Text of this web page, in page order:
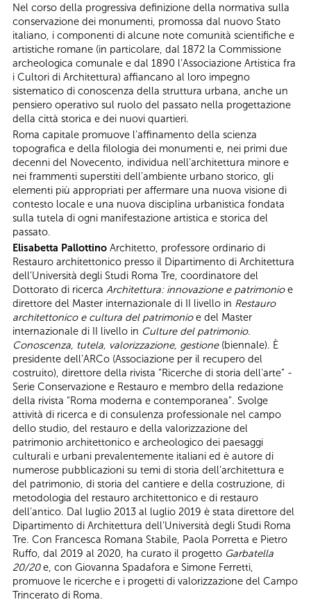
Nel corso della progressiva definizione della normativa sulla
conservazione dei monumenti, promossa dal nuovo Stato
italiano, i componenti di alcune note comunità scientifiche e
artistiche romane (in particolare, dal 1872 la Commissione
archeologica comunale e dal 1890 l’Associazione Artistica fra
i Cultori di Architettura) affiancano al loro impegno
sistematico di conoscenza della struttura urbana, anche un
pensiero operativo sul ruolo del passato nella progettazione
della città storica e dei nuovi quartieri.
Roma capitale promuove l’affinamento della scienza
topografica e della filologia dei monumenti e, nei primi due
decenni del Novecento, individua nell’architettura minore e
nei frammenti superstiti dell’ambiente urbano storico, gli
elementi più appropriati per affermare una nuova visione di
contesto locale e una nuova disciplina urbanistica fondata
sulla tutela di ogni manifestazione artistica e storica del
passato.
Elisabetta Pallottino Architetto, professore ordinario di
Restauro architettonico presso il Dipartimento di Architettura
dell’Università degli Studi Roma Tre, coordinatore del
Dottorato di ricerca Architettura: innovazione e patrimonioe
direttore del Master internazionale di II livello in Restauro
architettonico e cultura del patrimonioe del Master
internazionale di II livello in Culture del patrimonio.
Conoscenza, tutela, valorizzazione, gestione(biennale). È
presidente dell’ARCo (Associazione per il recupero del
costruito), direttore della rivista “Ricerche di storia dell’arte” -
Serie Conservazione e Restauro e membro della redazione
della rivista “Roma moderna e contemporanea”. Svolge
attività di ricerca e di consulenza professionale nel campo
dello studio, del restauro e della valorizzazione del
patrimonio architettonico e archeologico dei paesaggi
culturali e urbani prevalentemente italiani ed è autore di
numerose pubblicazioni su temi di storia dell’architettura e
del patrimonio, di storia del cantiere e della costruzione, di
metodologia del restauro architettonico e di restauro
dell’antico. Dal luglio 2013 al luglio 2019 è stata direttore del
Dipartimento di Architettura dell’Università degli Studi Roma
Tre. Con Francesca Romana Stabile, Paola Porretta e Pietro
Ruffo, dal 2019 al 2020, ha curato il progetto Garbatella
20/20e, con Giovanna Spadafora e Simone Ferretti,
promuove le ricerche e i progetti di valorizzazione del Campo
Trincerato di Roma.